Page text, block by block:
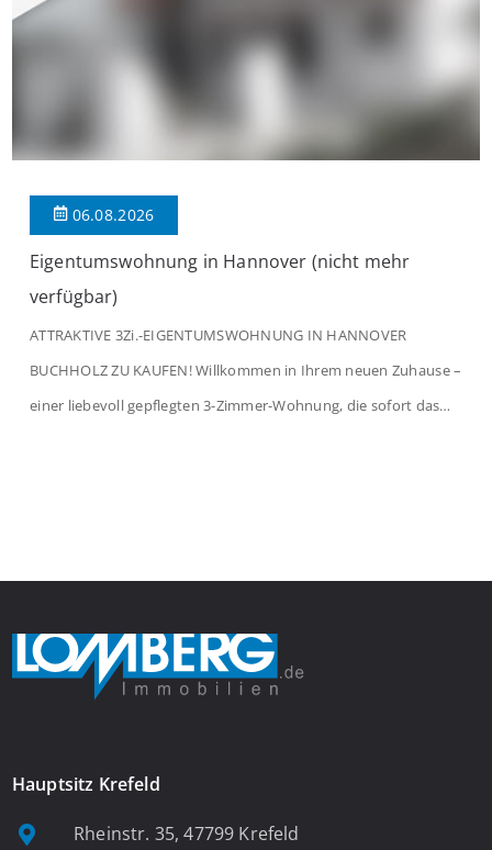
06.08.2026
Eigentumswohnung in Hannover (nicht mehr
verfügbar)
ATTRAKTIVE 3Zi.-EIGENTUMSWOHNUNG IN HANNOVER
BUCHHOLZ ZU KAUFEN! Willkommen in Ihrem neuen Zuhause –
einer liebevoll gepflegten 3-Zimmer-Wohnung, die sofort das
Hauptsitz Krefeld
Rheinstr. 35, 47799 Krefeld